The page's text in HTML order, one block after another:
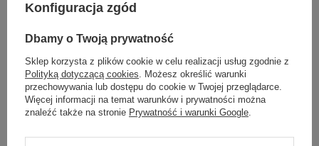
Połącz z aplikacją
Sparuj smartwatch z aplikacją na telefonie.
3
Konfiguracja zgód
Dbamy o Twoją prywatność
Sklep korzysta z plików cookie w celu realizacji usług zgodnie z
Polityką dotyczącą cookies . Możesz określić warunki
przechowywania lub dostępu do cookie w Twojej przeglądarce.
Więcej informacji na temat warunków i prywatności można
znaleźć także na stronie Prywatność i warunki Google